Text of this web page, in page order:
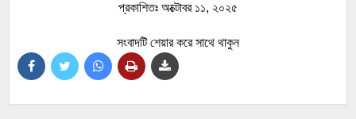
প্রকাশিতঃ অক্টোবর ১১, ২০২৫
সংবাদটি শেয়ার করে সাথে থাকুন